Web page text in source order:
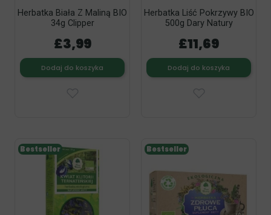
Herbatka Biała Z Maliną BIO
34g Clipper
£3,99
Dodaj do koszyka
Herbatka Liść Pokrzywy BIO
500g Dary Natury
£11,69
Dodaj do koszyka
Bestseller Bestseller